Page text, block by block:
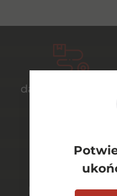
darmowa
bezpieczne
płatności online